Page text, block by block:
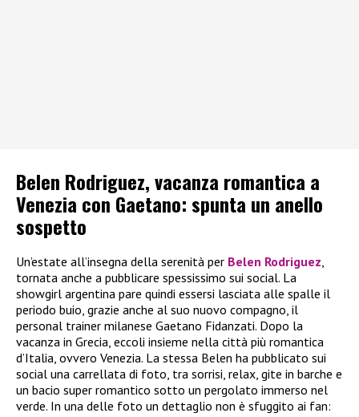
Belen Rodriguez, vacanza romantica a
Venezia con Gaetano: spunta un anello
sospetto
Un’estate all’insegna della serenità per Belen Rodriguez
tornata anche a pubblicare spessissimo sui social. La
showgirl argentina pare quindi essersi lasciata alle spalle il
periodo buio, grazie anche al suo nuovo compagno, il
personal trainer milanese Gaetano Fidanzati. Dopo la
vacanza in Grecia, eccoli insieme nella città più romantica
d’Italia, ovvero Venezia. La stessa Belen ha pubblicato sui
social una carrellata di foto, tra sorrisi, relax, gite in barche e
un bacio super romantico sotto un pergolato immerso nel
verde. In una delle foto un dettaglio non è sfuggito ai fan: